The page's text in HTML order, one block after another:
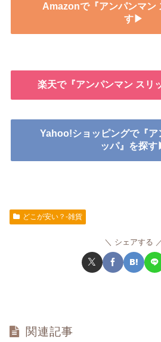
Amazonで『アンパンマン
す▶
楽天で『アンパンマン スリ
Yahoo!ショッピングで『ア
ッパ』を探
どこが安い？-雑貨
シェアする
関連記事